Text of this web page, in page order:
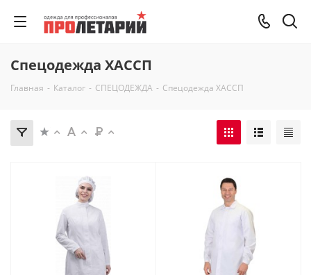
Спецодежда ХАССП
Главная - Каталог - СПЕЦОДЕЖДА - Спецодежда ХАССП